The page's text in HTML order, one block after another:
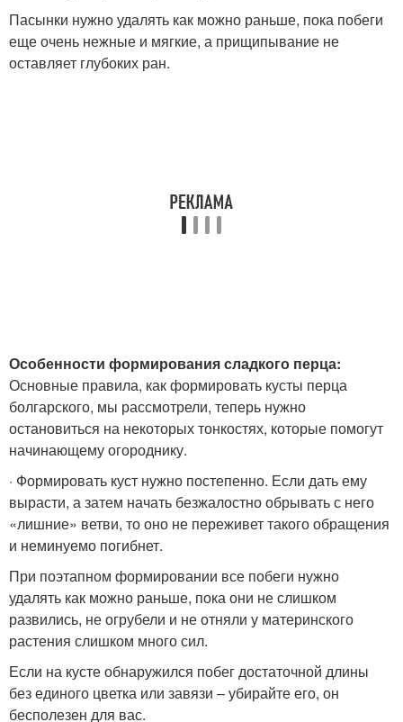
Пасынки нужно удалять как можно раньше, пока побеги
еще очень нежные и мягкие, а прищипывание не
оставляет глубоких ран.
Особенности формирования сладкого перца:
Основные правила, как формировать кусты перца
болгарского, мы рассмотрели, теперь нужно
остановиться на некоторых тонкостях, которые помогут
начинающему огороднику.
· Формировать куст нужно постепенно. Если дать ему
вырасти, а затем начать безжалостно обрывать с него
«лишние» ветви, то оно не переживет такого обращения
и неминуемо погибнет.
При поэтапном формировании все побеги нужно
удалять как можно раньше, пока они не слишком
развились, не огрубели и не отняли у материнского
растения слишком много сил.
Если на кусте обнаружился побег достаточной длины
без единого цветка или завязи – убирайте его, он
бесполезен для вас.